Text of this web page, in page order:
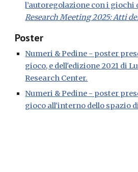
l’autoregolazione con i giochi
Research Meeting 2025: Atti
Poster
Numeri & Pedine - poster
gioco, e dell'edizione 2021 di
Research Center.
Numeri & Pedine - poster
gioco all'interno dello spazio